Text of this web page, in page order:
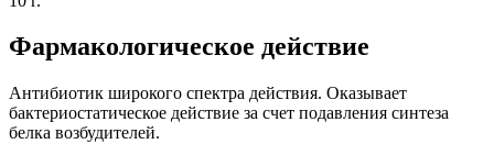
Фармакологическое действие
Антибиотик широкого спектра действия. Оказывает
бактериостатическое действие за счет подавления синтеза
белка возбудителей.